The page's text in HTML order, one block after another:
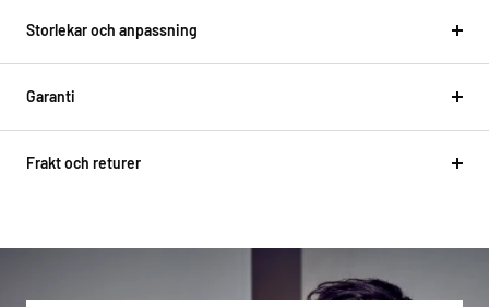
Storlekar och anpassning
Garanti
Frakt och returer